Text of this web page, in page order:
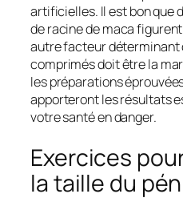
artificielles. Il est bon que
de racine de maca
autre facteur déterminant
comprimés doit être la
les préparations
apporteront les résultats
votre santé en danger.
Exercices
la taille du